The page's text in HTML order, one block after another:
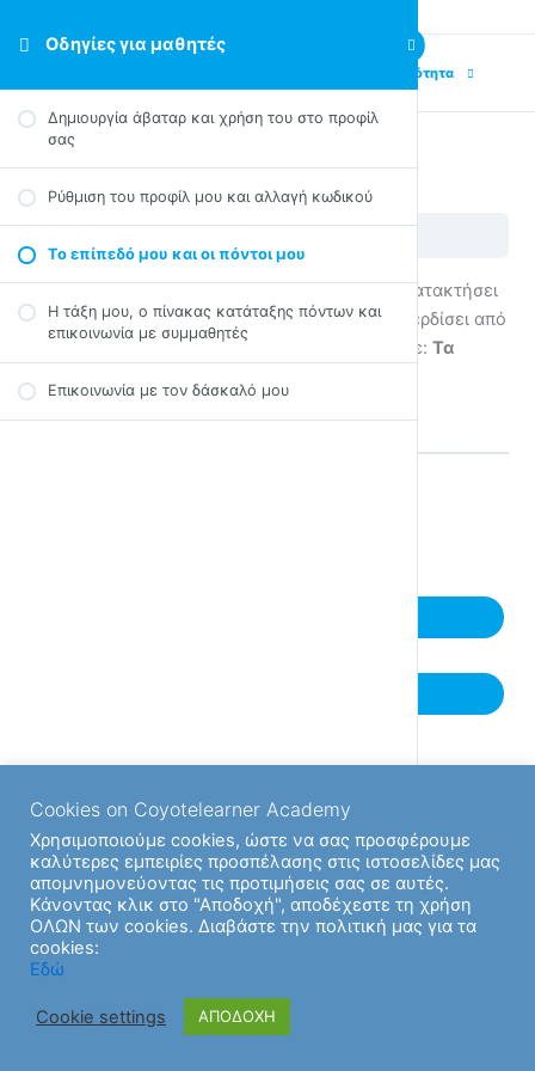
Οδηγίες για μαθητές
Δημιουργία άβαταρ και χρήση του στο προφίλ
σας
Ρύθμιση του προφίλ μου και αλλαγή κωδικού
Το επίπεδό μου και οι πόντοι μου
Η τάξη μου, ο πίνακας κατάταξης πόντων και
επικοινωνία με συμμαθητές
Επικοινωνία με τον δάσκαλό μου
Next Ενότητα
Το επίπεδό μου και οι πόντοι μου
Για να δείτε το επίπεδο δυσκολίας που έχετε κατακτήσει
έως τώρα αλλά και τους πόντους που έχετε κερδίσει από
το μενού του προφίλ σας επάνω δεξιά επιλέξτε: Τα
Cookies on Coyotelearner Academy
Χρησιμοποιούμε cookies, ώστε να σας προσφέρουμε
καλύτερες εμπειρίες προσπέλασης στις ιστοσελίδες μας
απομνημονεύοντας τις προτιμήσεις σας σε αυτές.
Κάνοντας κλικ στο "Αποδοχή", αποδέχεστε τη χρήση
ΟΛΩΝ των cookies. Διαβάστε την πολιτική μας για τα
cookies:
Εδώ
Cookie settings ΑΠΟΔΟΧΗ